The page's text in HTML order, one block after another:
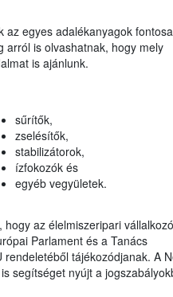
egyes adalékanyagok
arról is olvashatnak, hogy mely
is ajánlunk.
sűrítők,
zselésítők,
stabilizátorok,
ízfokozók és
egyéb vegyületek.
az élelmiszeripari
Parlament és a Tanács
tájékozódjanak. A
segítséget nyújt a